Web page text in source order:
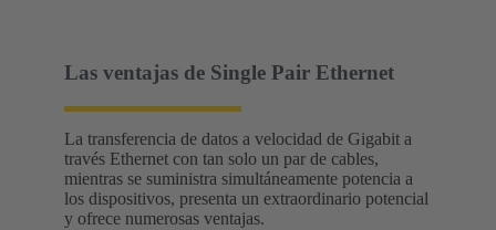
Las ventajas de Single Pair Ethernet
La transferencia de datos a velocidad de Gigabit a
través Ethernet con tan solo un par de cables,
mientras se suministra simultáneamente potencia a
los dispositivos, presenta un extraordinario potencial
y ofrece numerosas ventajas.